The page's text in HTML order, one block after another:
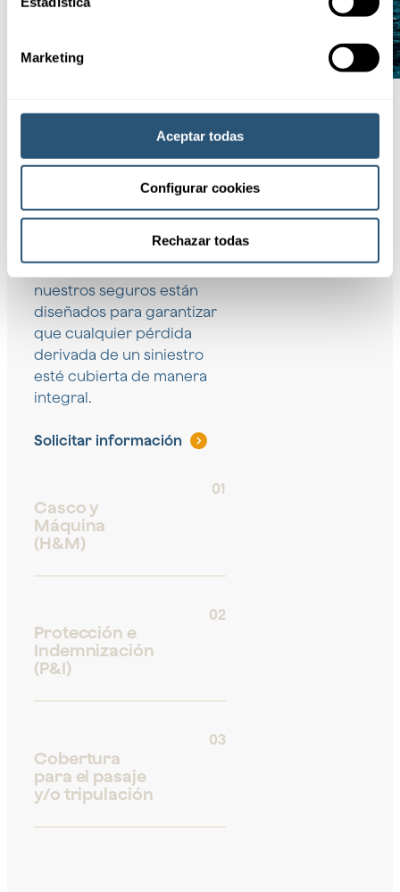
Marketing
Aceptar todas
Configurar cookies
Rechazar todas
Coberturas
profesional es una
inversión crucial, y
nuestros seguros están
diseñados para garantizar
que cualquier pérdida
derivada de un siniestro
esté cubierta de manera
integral.
Solicitar información
01
Casco y
Máquina
(H&M)
02
Protección e
Indemnización
(P&I)
03
Cobertura
para el pasaje
y/o tripulación